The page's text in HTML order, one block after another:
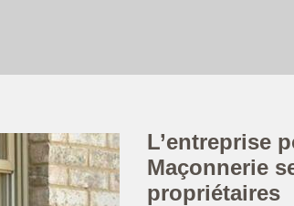
L’entreprise
Maçonnerie
propriétaires